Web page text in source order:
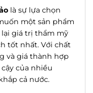
là sự lựa chọn
một sản phẩm
lại giá trị thẩm mỹ
tốt nhất. Với chất
và giá thành hợp
của nhiều
cả nước.